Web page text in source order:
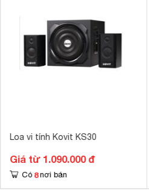
Loa vi tính Kovit KS30
Giá từ 1.090.000 đ
Có 8 nơi bán